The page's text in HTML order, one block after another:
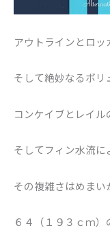
アウトラインとロッ
そして絶妙なるボリ
コンケイブとレイル
そしてフィン水流に
その複雑さはめまい
６４（１９３ｃｍ）